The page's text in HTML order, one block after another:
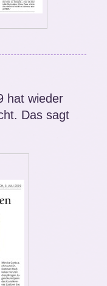
hat wieder
Das sagt